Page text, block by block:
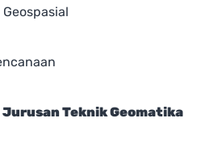
Jurusan Teknik Geomatika